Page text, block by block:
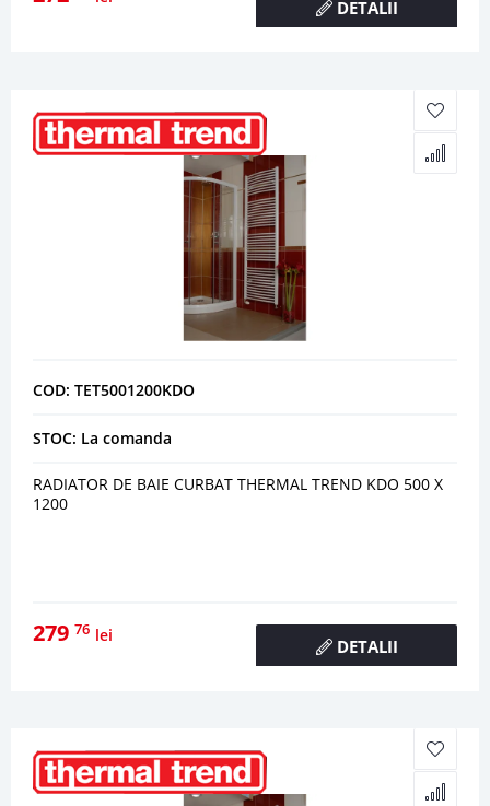
DETALII
COD: TET5001200KDO
STOC: La comanda
RADIATOR DE BAIE CURBAT THERMAL TREND KDO 500 X
1200
279 76 lei
DETALII